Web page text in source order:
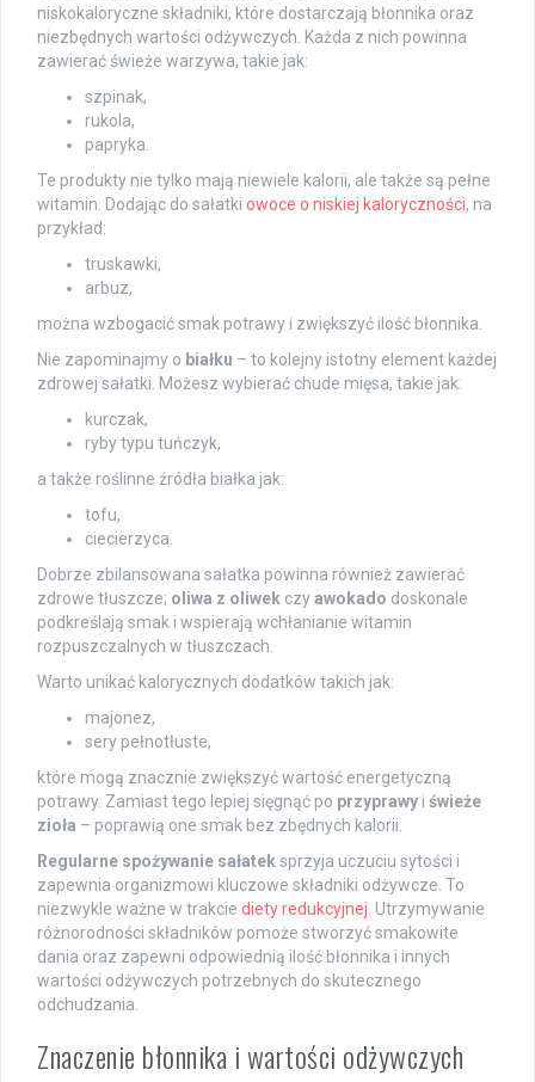
niskokaloryczne składniki, które dostarczają błonnika oraz
niezbędnych wartości odżywczych. Każda z nich powinna
zawierać świeże warzywa, takie jak:
szpinak,
rukola,
papryka.
Te produkty nie tylko mają niewiele kalorii, ale także są pełne
witamin. Dodając do sałatki owoce o niskiej kaloryczności, na
przykład:
truskawki,
arbuz,
można wzbogacić smak potrawy i zwiększyć ilość błonnika.
Nie zapominajmy o białku – to kolejny istotny element każdej
zdrowej sałatki. Możesz wybierać chude mięsa, takie jak:
kurczak,
ryby typu tuńczyk,
a także roślinne źródła białka jak:
tofu,
ciecierzyca.
Dobrze zbilansowana sałatka powinna również zawierać
zdrowe tłuszcze; oliwa z oliwek czyawokado doskonale
podkreślają smak i wspierają wchłanianie witamin
rozpuszczalnych w tłuszczach.
Warto unikać kalorycznych dodatków takich jak:
majonez,
sery pełnotłuste,
które mogą znacznie zwiększyć wartość energetyczną
potrawy. Zamiast tego lepiej sięgnąć po przyprawy i świeże
zioła – poprawią one smak bez zbędnych kalorii.
Regularne spożywanie sałateksprzyja uczuciu sytości i
zapewnia organizmowi kluczowe składniki odżywcze. To
niezwykle ważne w trakcie diety redukcyjnej . Utrzymywanie
różnorodności składników pomoże stworzyć smakowite
dania oraz zapewni odpowiednią ilość błonnika i innych
wartości odżywczych potrzebnych do skutecznego
odchudzania.
Znaczenie błonnika i wartości odżywczych